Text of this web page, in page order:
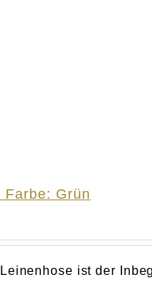
Farbe: Grün
ist der